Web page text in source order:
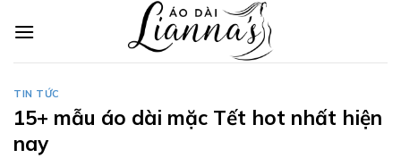
TIN TỨC
15+ mẫu áo dài mặc Tết hot nhất hiện
nay